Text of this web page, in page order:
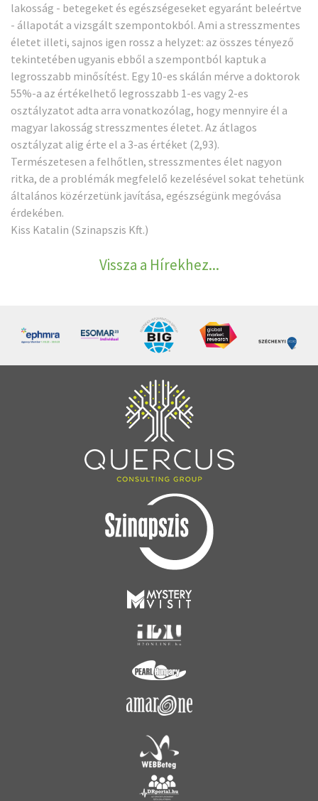
lakosság - betegeket és egészségeseket egyaránt beleértve
- állapotát a vizsgált szempontokból. Ami a stresszmentes
életet illeti, sajnos igen rossz a helyzet: az összes tényező
tekintetében ugyanis ebből a szempontból kaptuk a
legrosszabb minősítést. Egy 10-es skálán mérve a doktorok
55%-a az értékelhető legrosszabb 1-es vagy 2-es
osztályzatot adta arra vonatkozólag, hogy mennyire él a
magyar lakosság stresszmentes életet. Az átlagos
osztályzat alig érte el a 3-as értéket (2,93).
Természetesen a felhőtlen, stresszmentes élet nagyon
ritka, de a problémák megfelelő kezelésével sokat tehetünk
általános közérzetünk javítása, egészségünk megóvása
érdekében.
Kiss Katalin (Szinapszis Kft.)
Vissza a Hírekhez...